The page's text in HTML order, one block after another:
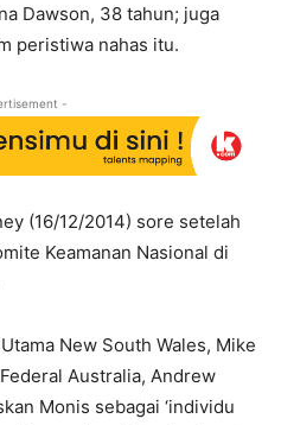
Dawson, 38 tahun; juga
peristiwa nahas itu.
-
(16/12/2014) sore setelah
Keamanan Nasional di
New South Wales, Mike
Australia, Andrew
Monis sebagai ‘individu